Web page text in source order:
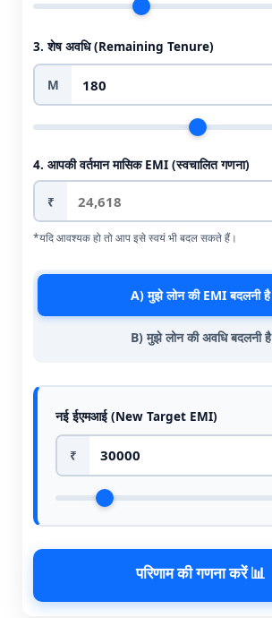
3. शेष अवधि (Remaining Tenure)
M
4. आपकी वर्तमान मासिक EMI (स्वचालित गणना)
₹
*यदि आवश्यक हो तो आप इसे स्वयं भी बदल सकते हैं।
A) मुझे लोन की EMI बदलनी है
B) मुझे लोन की अवधि बदलनी है
नई ईएमआई (New Target EMI)
₹
परिणाम की गणना करें 📊